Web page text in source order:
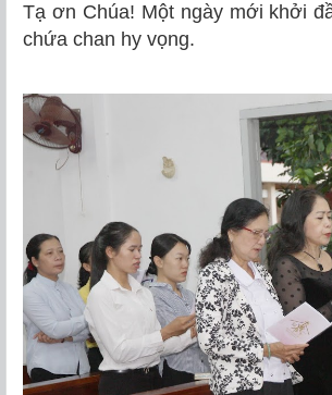
Tạ ơn Chúa! Một ngày mới khởi
chứa chan hy vọng.